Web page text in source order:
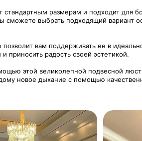
стандартным размерам и подходит
выбрать подходящий вариант
вам поддерживать ее в
приносить радость своей эстетикой.
этой великолепной подвесной
новое дыхание с помощью